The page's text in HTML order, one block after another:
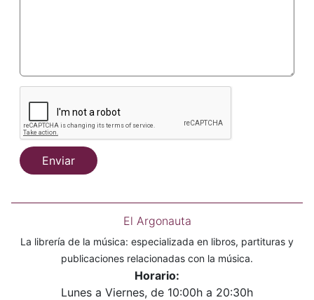
Enviar
El Argonauta
La librería de la música: especializada en libros, partituras y
publicaciones relacionadas con la música.
Horario:
Lunes a Viernes, de 10:00h a 20:30h